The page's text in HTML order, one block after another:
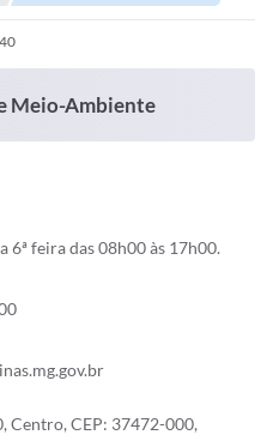
Meio-Ambiente
6ª feira das 08h00 às 17h00.
Centro, CEP: 37472-000,